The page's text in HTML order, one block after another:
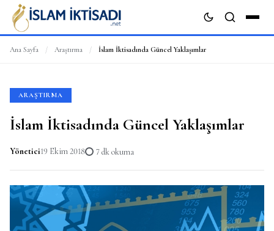
Ana Sayfa / Araştırma / İslam İktisadında Güncel Yaklaşımlar
ARAŞTIRMA
İslam İktisadında Güncel Yaklaşımlar
Yönetici19 Ekim 2018 7 dk okuma